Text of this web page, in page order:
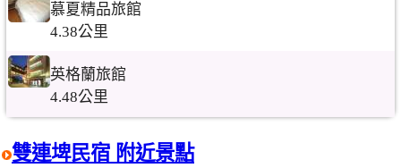
慕夏精品旅館
4.38公里
英格蘭旅館
4.48公里
雙連埤民宿 附近景點